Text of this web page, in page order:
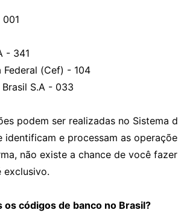
- 341
Federal (Cef) - 104
S.A - 033
podem ser realizadas no Sistema
identificam e processam as
não existe a chance de você
exclusivo.
os códigos de banco no Brasil?